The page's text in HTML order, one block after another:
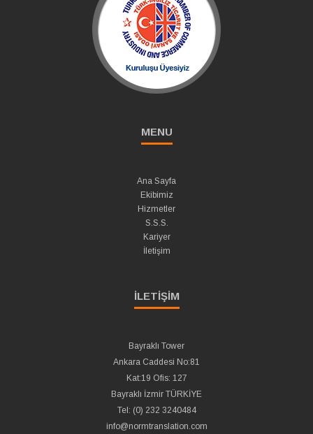
MENU
Ana Sayfa
Ekibimiz
Hizmetler
S.S.S.
Kariyer
İletişim
İLETİŞİM
Bayraklı Tower
Ankara Caddesi No:81
Kat:19 Ofis: 127
Bayraklı İzmir TÜRKİYE
Tel: (0) 232 3240484
info@normtranslation.com